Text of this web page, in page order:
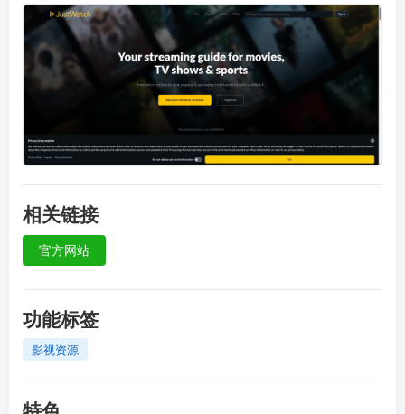
相关链接
官方网站
功能标签
影视资源